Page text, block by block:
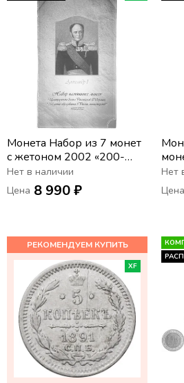
Монета Набор из 7 монет
с жетоном 2002 «200-
летие образование в
России министерств» в
буклете
Нет в наличии
Цена 8 990 ₽
Нет
Цена
XF